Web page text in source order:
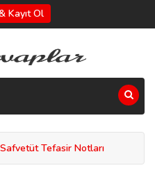
Kayıt Ol
Safvetüt Tefasir Notları